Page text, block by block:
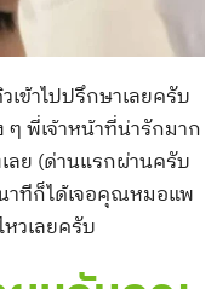
ข้าไปปรึกษาเลยครับ
พี่เจ้าหน้าที่น่ารักมาก
ลย (ด่านแรกผ่านครับ
าทีก็ได้เจอคุณหมอแพ
วเลยครับ